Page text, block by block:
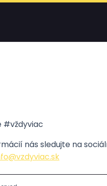
#vždyviac
nás sledujte na